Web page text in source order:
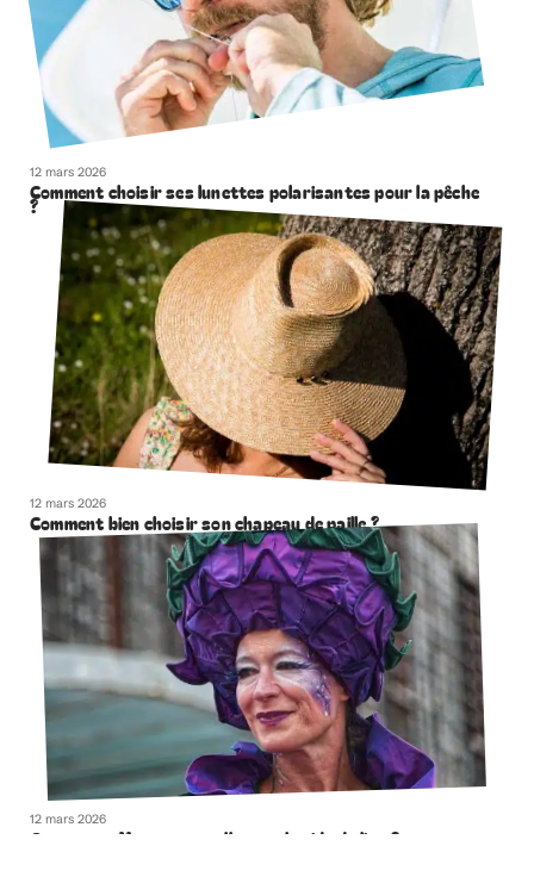
12 mars 2026
Comment choisir ses lunettes polarisantes pour la pêche
?
12 mars 2026
Comment bien choisir son chapeau de paille ?
12 mars 2026
Comment effacer naturellement la ride du lion ?